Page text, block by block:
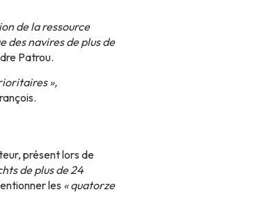
de la ressource
navires de plus de
Patrou.
»,
présent lors de
de plus de 24
les « quatorze